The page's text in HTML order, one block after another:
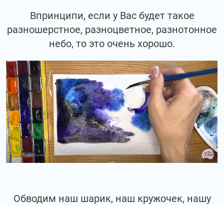
Впринципи, если у Вас будет такое
разношерстное, разноцветное, разнотонное
небо, то это очень хорошо.
Обводим наш шарик, наш кружочек, нашу